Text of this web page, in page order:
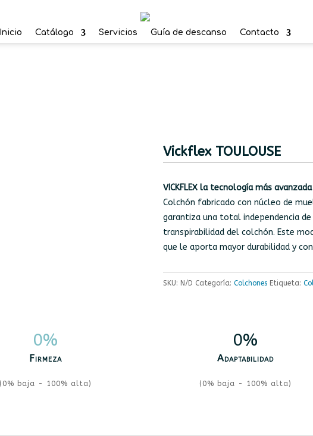
Inicio Catálogo Servicios Guía de descanso Contacto
Vickflex TOULOUSE
VICKFLEX la tecnología más
Colchón fabricado con núcleo de
garantiza una total independencia de
transpirabilidad del colchón. Este
que le aporta mayor durabilidad y
SKU: N/D Categoría: Colchones Etiqueta:
0%
Firmeza
(0% baja - 100% alta)
0%
Adaptabilidad
(0% baja - 100% alta)